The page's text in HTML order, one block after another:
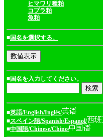
ヒマワリ種粕
コプラ粕
魚粕
■国名を選択する。
■国名を入力してください。
■英語/English/Inglés/
■スペイン語/Spanish/Espanol/
■中国語/Chinese/Chino/